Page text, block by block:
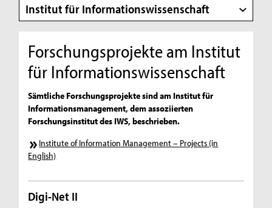
Institut für Informationswissenschaft
Forschungsprojekte am Institut
für Informationswissenschaft
Sämtliche Forschungsprojekte sind am Institut für
Informationsmanagement, dem assoziierten
Forschungsinstitut des IWS, beschrieben.
Institute of Information Management – Projects (in
English)
Digi-Net II